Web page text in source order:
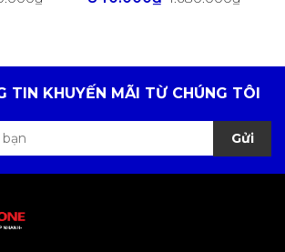
TIN KHUYẾN MÃI TỪ CHÚNG TÔI
Gửi